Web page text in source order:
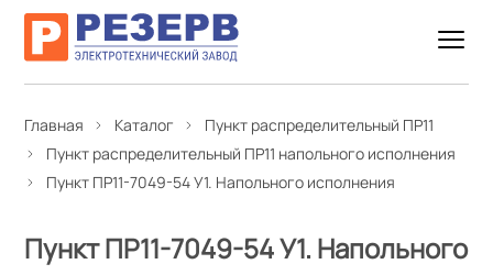
Главная Каталог
Пункт распределительный ПР11
Пункт распределительный ПР11 напольного исполнения
Пункт ПР11-7049-54 У1. Напольного исполнения
Пункт ПР11-7049-54 У1. Напольного